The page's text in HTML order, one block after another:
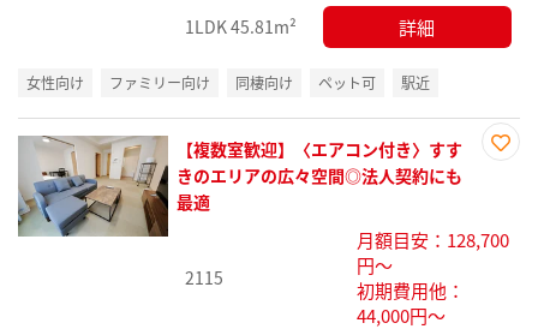
1LDK45.81m² 詳細
女性向け ファミリー向け 同棲向け ペット可 駅近
録
【複数室歓迎】〈エアコン付き〉すす
きのエリアの広々空間◎法人契約にも
最適
2115
月額目安：128,700
円～
初期費用他：
44,000円～